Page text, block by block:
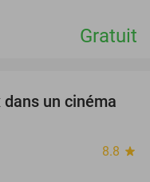
Gratuit
38%
un cinéma
8.8 star